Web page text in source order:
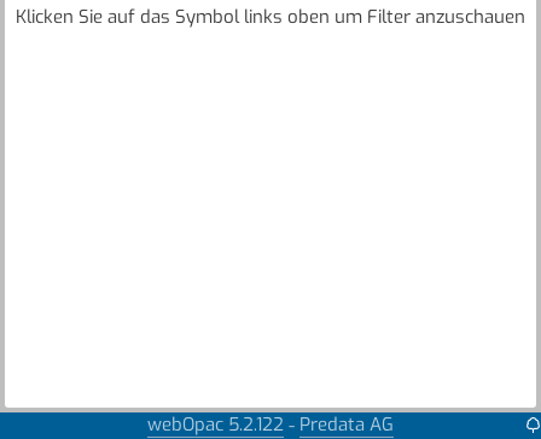
Klicken Sie auf das Symbol links oben um Filter anzuschauen
webOpac 5.2.122 - Predata AG